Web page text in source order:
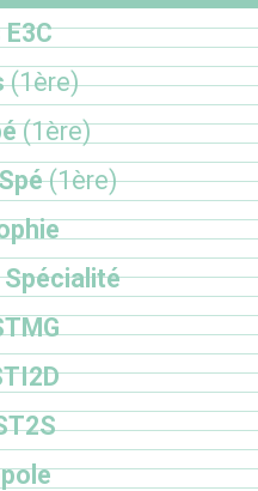
E3C
(1ère)
(1ère)
(1ère)
Spécialité